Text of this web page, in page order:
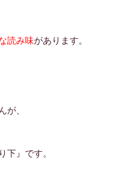
読み味があります。
が、
下』です。